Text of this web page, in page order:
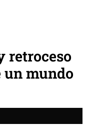
retroceso
un mundo